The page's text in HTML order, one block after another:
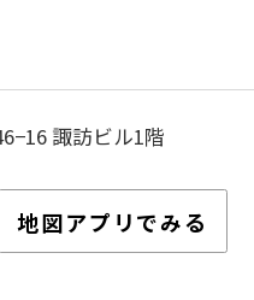
諏訪ビル1階
地図アプリでみる